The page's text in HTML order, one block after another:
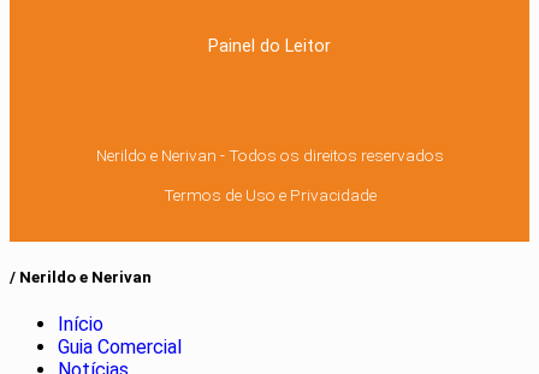
Painel do Leitor
Nerildo e Nerivan - Todos os direitos reservados
Termos de Uso e Privacidade
/ Nerildo e Nerivan
Início
Guia Comercial